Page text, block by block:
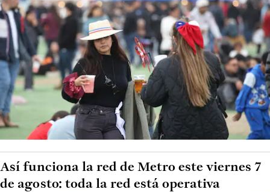
Así funciona la red de Metro este viernes 7
de agosto: toda la red está operativa